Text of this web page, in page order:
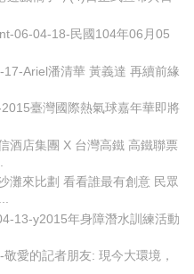
06-04-18-民國104年06月05
Ariel潘清華 黃義達 再續前緣
臺灣國際熱氣球嘉年華即將
酒店集團 X 台灣高鐵 高鐵聯票
灘來比劃 看看誰最有創意 民眾
13-y2015年身障潛水訓練活動
愛的記者朋友: 現今大環境，